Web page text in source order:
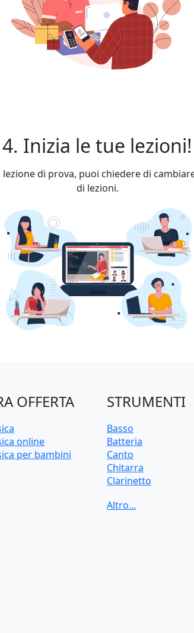
4. Inizia le tue lezioni!
di prova, puoi chiedere di
di lezioni.
OFFERTA
online
per bambini
STRUMENTI
Basso
Batteria
Canto
Chitarra
Clarinetto
Pianoforte